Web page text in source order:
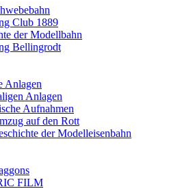
Club 1889
der Modellbahn
Bellingrodt
Anlagen
Anlagen
Aufnahmen
auf den Rott
der Modelleisenbahn
FILM